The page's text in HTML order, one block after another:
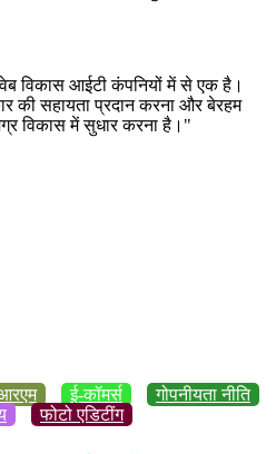
विकास आईटी कंपनियों में से एक है।
की सहायता प्रदान करना और बेरहम
विकास में सुधार करना है।"
ई-कॉमर्स
गोपनीयता नीति
फोटो एडिटींग